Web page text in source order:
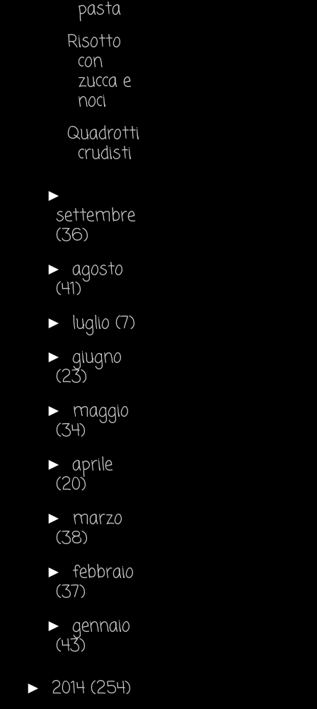
pasta
Risotto
con
zucca e
noci
Quadrotti
crudisti
►
settembre
(36)
► agosto
(41)
► luglio (7)
► giugno
(23)
► maggio
(34)
► aprile
(20)
► marzo
(38)
► febbraio
(37)
► gennaio
(43)
► 2014 (254)